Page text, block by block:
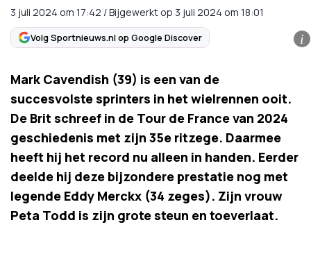
3 juli 2024 om 17:42 /Bijgewerkt op 3 juli 2024 om 18:01
Volg Sportnieuws.nl op Google Discover i
Mark Cavendish (39) is een van de
succesvolste sprinters in het wielrennen ooit.
De Brit schreef in de Tour de France van 2024
geschiedenis met zijn 35e ritzege. Daarmee
heeft hij het record nu alleen in handen. Eerder
deelde hij deze bijzondere prestatie nog met
legende Eddy Merckx (34 zeges). Zijn vrouw
Peta Todd is zijn grote steun en toeverlaat.